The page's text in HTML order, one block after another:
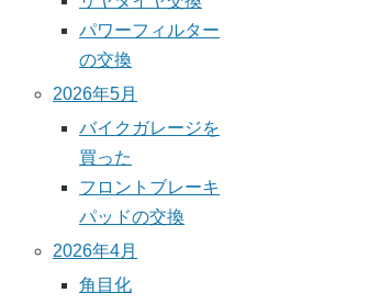
パワーフィルター
の交換
2026年5月
バイクガレージを
買った
フロントブレーキ
パッドの交換
2026年4月
角目化